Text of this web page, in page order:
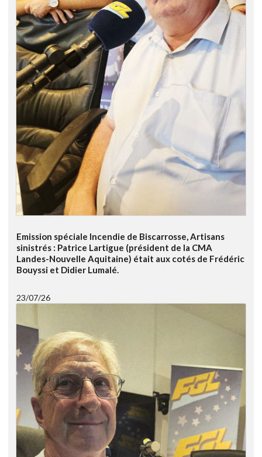
Emission spéciale Incendie de Biscarrosse, Artisans
sinistrés : Patrice Lartigue (président de la CMA
Landes-Nouvelle Aquitaine) était aux cotés de Frédéric
Bouyssi et Didier Lumalé.
23/07/26